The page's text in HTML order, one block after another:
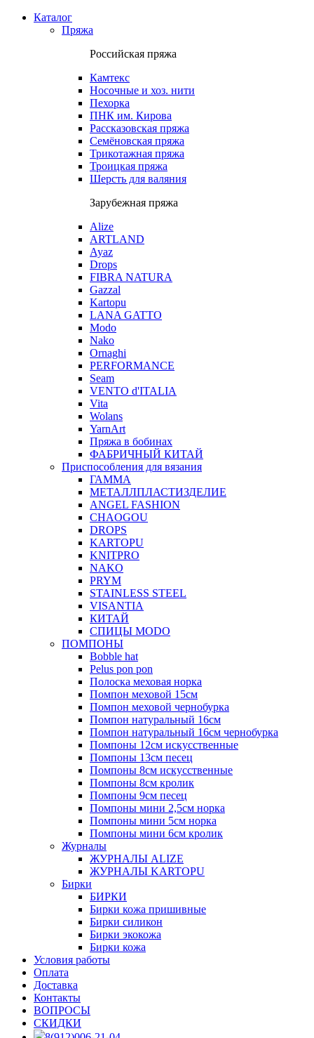
Каталог
Пряжа
Российская пряжа
Камтекс
Носочные и хоз. нити
Пехорка
ПНК им. Кирова
Рассказовская пряжа
Семёновская пряжа
Трикотажная пряжа
Троицкая пряжа
Шерсть для валяния
Зарубежная пряжа
Alize
ARTLAND
Ayaz
Drops
FIBRA NATURA
Gazzal
Kartopu
LANA GATTO
Modo
Nako
Ornaghi
PERFORMANCE
Seam
VENTO d'ITALIA
Vita
Wolans
YarnArt
Пряжа в бобинах
ФАБРИЧНЫЙ КИТАЙ
Приспособления для вязания
ГАММА
МЕТАЛЛПЛАСТИЗДЕЛИЕ
ANGEL FASHION
CHAOGOU
DROPS
KARTOPU
KNITPRO
NAKO
PRYM
STAINLESS STEEL
VISANTIA
КИТАЙ
СПИЦЫ MODO
ПОМПОНЫ
Bobble hat
Pelus pon pon
Полоска меховая норка
Помпон меховой 15см
Помпон меховой чернобурка
Помпон натуральный 16см
Помпон натуральный 16см чернобурка
Помпоны 12см искусственные
Помпоны 13см песец
Помпоны 8см искусственные
Помпоны 8см кролик
Помпоны 9см песец
Помпоны мини 2,5см норка
Помпоны мини 5см норка
Помпоны мини 6см кролик
Журналы
ЖУРНАЛЫ ALIZE
ЖУРНАЛЫ KARTOPU
Бирки
БИРКИ
Бирки кожа пришивные
Бирки силикон
Бирки экокожа
Бирки кожа
Условия работы
Оплата
Доставка
Контакты
ВОПРОСЫ
СКИДКИ